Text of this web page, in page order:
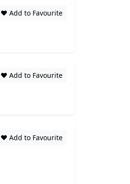
❤️ Add to Favourite
❤️ Add to Favourite
❤️ Add to Favourite